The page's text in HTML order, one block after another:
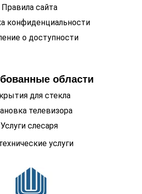
Правила сайта
конфиденциальности
о доступности
области
для стекла
телевизора
Услуги слесаря
услуги